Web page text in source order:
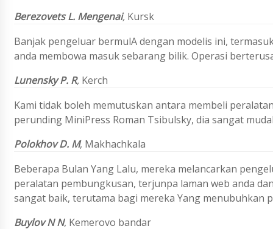
Berezovets L. Mengenai, Kursk
Banjak pengeluar bermulA dengan modelis ini,
anda membowa masuk sebarang bilik. Operasi
Lunensky P. R, Kerch
Kami tidak boleh memutuskan antara membeli
perunding MiniPress Roman Tsibulsky, dia sangat
Polokhov D. M, Makhachkala
Beberapa Bulan Yang Lalu, mereka melancarkan
peralatan pembungkusan, terjunpa laman web anda
sangat baik, terutama bagi mereka Yang menubuhkan
Buylov N N, Kemerovo bandar